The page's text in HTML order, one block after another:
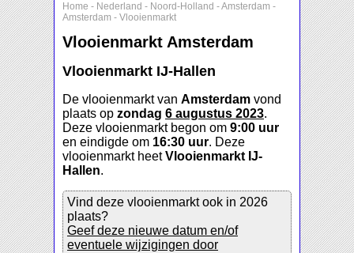
Home - Nederland - Noord-Holland -Amsterdam -
Amsterdam - Vlooienmarkt
Vlooienmarkt Amsterdam
Vlooienmarkt IJ-Hallen
De vlooienmarkt van Amsterdam vond
plaats op zondag 6 augustus 2023.
Deze vlooienmarkt begon om 9:00 uur
en eindigde om 16:30 uur. Deze
vlooienmarkt heetVlooienmarkt IJ-
Hallen.
Vind deze vlooienmarkt ook in 2026
plaats?
Geef deze nieuwe datum en/of
eventuele wijzigingen door